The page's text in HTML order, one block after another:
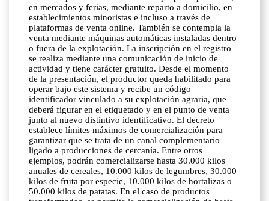
en mercados y ferias, mediante reparto a domicilio, en
establecimientos minoristas e incluso a través de
plataformas de venta online. También se contempla la
venta mediante máquinas automáticas instaladas dentro
o fuera de la explotación. La inscripción en el registro
se realiza mediante una comunicación de inicio de
actividad y tiene carácter gratuito. Desde el momento
de la presentación, el productor queda habilitado para
operar bajo este sistema y recibe un código
identificador vinculado a su explotación agraria, que
deberá figurar en el etiquetado y en el punto de venta
junto al nuevo distintivo identificativo. El decreto
establece límites máximos de comercialización para
garantizar que se trata de un canal complementario
ligado a producciones de cercanía. Entre otros
ejemplos, podrán comercializarse hasta 30.000 kilos
anuales de cereales, 10.000 kilos de legumbres, 30.000
kilos de fruta por especie, 10.000 kilos de hortalizas o
50.000 kilos de patatas. En el caso de productos